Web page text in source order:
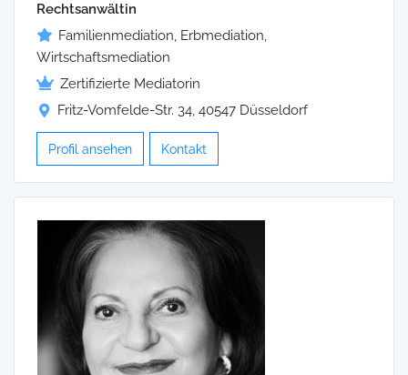
Rechtsanwältin
Familienmediation, Erbmediation,
Wirtschaftsmediation
Zertifizierte Mediatorin
Fritz-Vomfelde-Str. 34, 40547 Düsseldorf
Profil ansehen Kontakt